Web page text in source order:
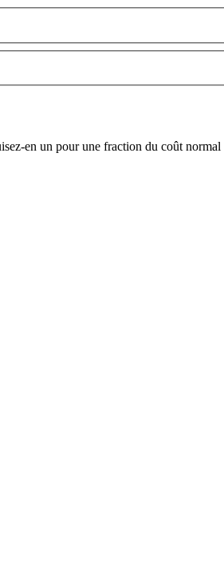
en un pour une fraction du coût